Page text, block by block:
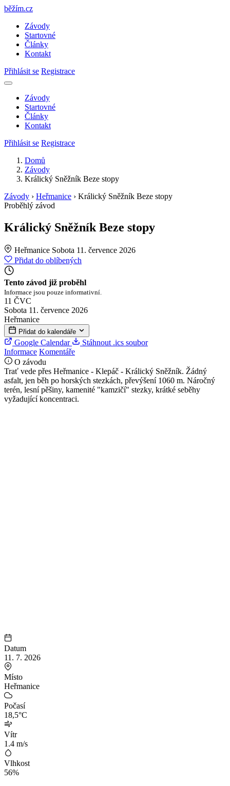
běžím.cz
Závody
Startovné
Články
Kontakt
Přihlásit se Registrace
Závody
Startovné
Články
Kontakt
Přihlásit se Registrace
Domů
Závody
Králický Sněžník Beze stopy
Závody › Heřmanice › Králický Sněžník Beze stopy
Proběhlý závod
Králický Sněžník Beze stopy
Heřmanice Sobota 11. července 2026
Přidat do oblíbených
Tento závod již proběhl
Informace jsou pouze informativní.
11 ČVC
Sobota 11. července 2026
Heřmanice
Přidat do kalendáře
Google Calendar
Stáhnout .ics soubor
Informace Komentáře
O závodu
Trať vede přes Heřmanice - Klepáč - Králický Sněžník. Žádný
asfalt, jen běh po horských stezkách, převýšení 1060 m. Náročný
terén, lesní pěšiny, kamenité "kamzičí" stezky, krátké seběhy
vyžadující koncentraci.
Datum
11. 7. 2026
Místo
Heřmanice
Počasí
18,5°C
Vítr
1.4 m/s
Vlhkost
56%